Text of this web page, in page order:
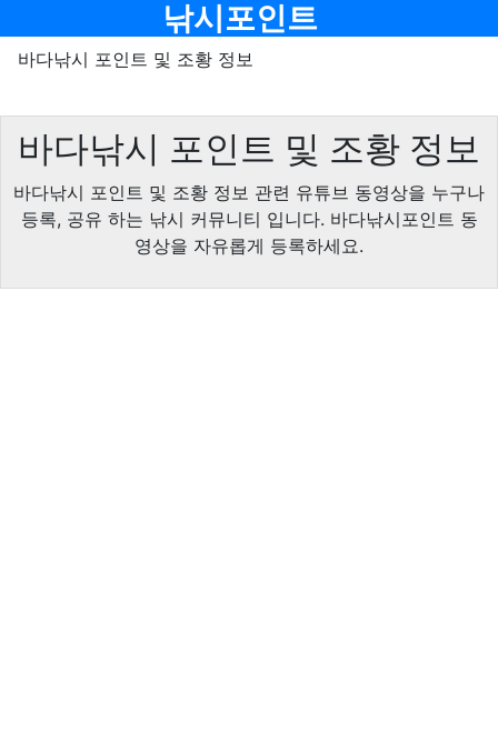
낚시포인트
바다낚시 포인트 및 조황 정보
바다낚시 포인트 및 조황 정보
바다낚시 포인트 및 조황 정보 관련 유튜브 동영상을 누구나
등록, 공유 하는 낚시 커뮤니티 입니다. 바다낚시포인트 동
영상을 자유롭게 등록하세요.